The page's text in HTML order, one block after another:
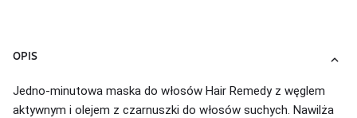
OPIS
Jedno-minutowa maska do włosów Hair Remedy z węglem
aktywnym i olejem z czarnuszki do włosów suchych. Nawilża